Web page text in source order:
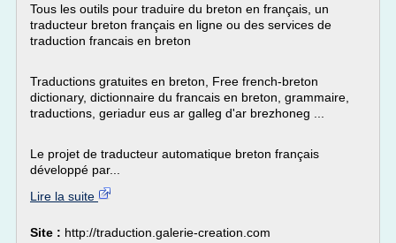
Tous les outils pour traduire du breton en français, un
traducteur breton français en ligne ou des services de
traduction francais en breton
Traductions gratuites en breton, Free french-breton
dictionary, dictionnaire du francais en breton, grammaire,
traductions, geriadur eus ar galleg d'ar brezhoneg ...
Le projet de traducteur automatique breton français
développé par...
Lire la suite
Site : http://traduction.galerie-creation.com